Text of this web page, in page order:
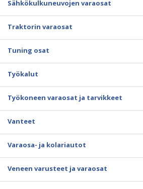
Sähkökulkuneuvojen varaosat
Traktorin varaosat
Tuning osat
Työkalut
Työkoneen varaosat ja tarvikkeet
Vanteet
Varaosa- ja kolariautot
Veneen varusteet ja varaosat